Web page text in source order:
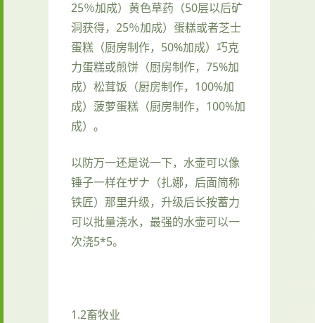
25％加成）黄色草药（50层以后矿
洞获得，25％加成）蛋糕或者芝士
蛋糕（厨房制作，50%加成）巧克
力蛋糕或煎饼（厨房制作，75%加
成）松茸饭（厨房制作，100%加
成）菠萝蛋糕（厨房制作，100%加
成）。
以防万一还是说一下，水壶可以像
锤子一样在ザナ（扎娜，后面简称
铁匠）那里升级，升级后长按蓄力
可以批量浇水，最强的水壶可以一
次浇5*5。
1.2畜牧业